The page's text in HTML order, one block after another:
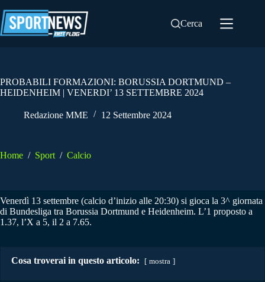
al
contenuto
Cerca
PROBABILI FORMAZIONI: BORUSSIA DORTMUND –
HEIDENHEIM | VENERDI’ 13 SETTEMBRE 2024
Redazione MME 12 Settembre 2024
Home / Sport / Calcio
Venerdì 13 settembre (calcio d’inizio alle 20:30) si gioca la 3^ giornata
di Bundesliga tra Borussia Dortmund e Heidenheim. L’1 proposto a
1.37, l’X a 5, il 2 a 7.65.
Cosa troverai in questo articolo: mostra